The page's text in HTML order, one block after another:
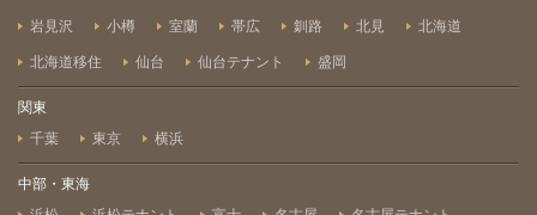
岩見沢 小樽 室蘭 帯広 釧路 北見 北海道
北海道移住 仙台 仙台テナント 盛岡
関東
千葉
東京 横浜
中部・東海